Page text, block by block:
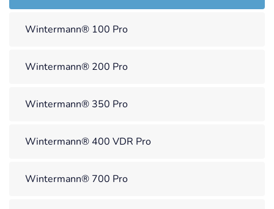
Wintermann® 100 Pro
Wintermann® 200 Pro
Wintermann® 350 Pro
Wintermann® 400 VDR Pro
Wintermann® 700 Pro